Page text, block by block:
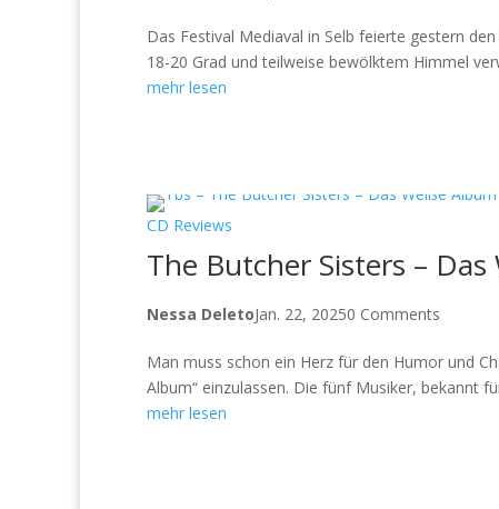
Das Festival Mediaval in Selb feierte gestern
18-20 Grad und teilweise bewölktem Himmel
mehr lesen
CD Reviews
The Butcher Sisters –
Nessa DeletoJan. 22, 20250 Comments
Man muss schon ein Herz für den Humor und
Album“ einzulassen. Die fünf Musiker, bekannt
mehr lesen